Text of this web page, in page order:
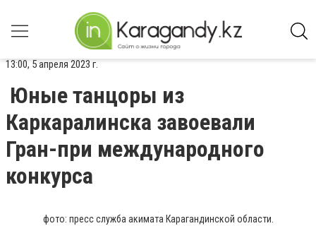
13:00, 5 апреля 2023 г.
Юные танцоры из
Каркаралинска завоевали
Гран-при международного
конкурса
фото: пресс служба акимата Карагандинской области.